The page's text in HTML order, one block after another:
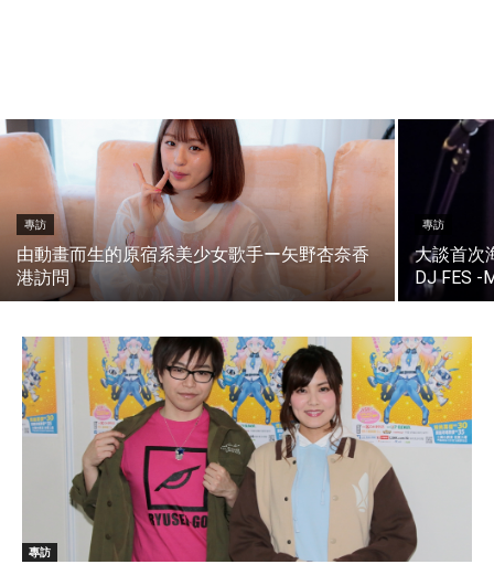
專訪
由動畫而生的原宿系美少女歌手ー矢野杏奈香
港訪問
專訪
大談首次
DJ FES -
專訪